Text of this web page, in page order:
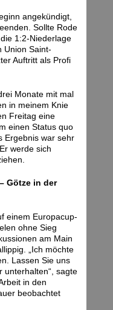
angekündigt,
Sollte Rode
1:2-Niederlage
Union Saint-
Auftritt als Profi
Monate mit mal
in meinem Knie
Freitag eine
einen Status quo
Ergebnis war sehr
werde sich
Götze in der
einem Europacup-
ohne Sieg
am Main
„Ich möchte
Lassen Sie uns
unterhalten“, sagte
in den
beobachtet